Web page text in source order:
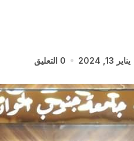
يناير 13, 2024 0 التعليق